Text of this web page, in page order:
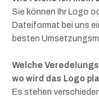
Sie können Ihr Logo
Dateiformat bei uns
besten
Welche
wo wird das Logo
Es stehen